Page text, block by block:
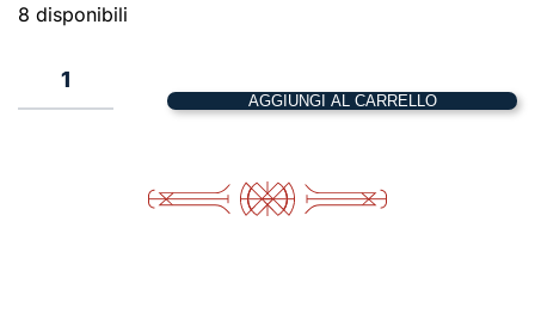
8 disponibili
Gamma
AGGIUNGI AL CARRELLO